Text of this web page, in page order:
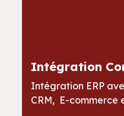
Intégration
Intégration ERP
CRM, E-commerce